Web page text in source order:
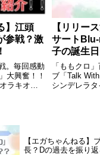
】江頭
参戦？激
。毎回感動
大興奮！！
ラキオ」
【リリー
サート
子の誕生日
「ももクロ
ブ「Talk
シンデレラタ
【エガちゃんねる】
長？Dの過去を振り返